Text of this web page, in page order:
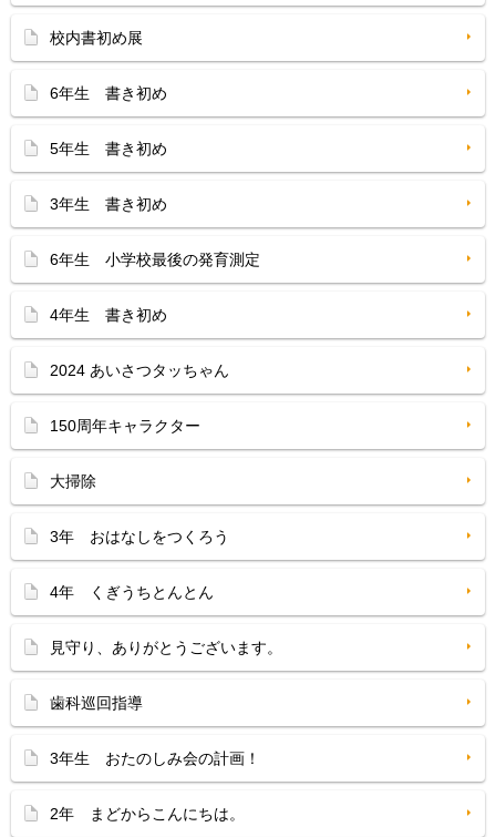
校内書初め展
6年生 書き初め
5年生 書き初め
3年生 書き初め
6年生 小学校最後の発育測定
4年生 書き初め
2024 あいさつタッちゃん
150周年キャラクター
大掃除
3年 おはなしをつくろう
4年 くぎうちとんとん
見守り、ありがとうございます。
歯科巡回指導
3年生 おたのしみ会の計画！
2年 まどからこんにちは。